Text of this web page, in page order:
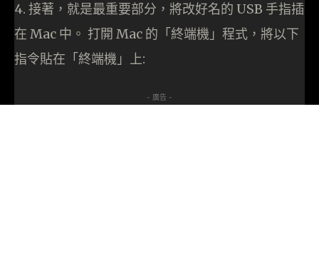
4. 接著，就是最重要部分，將改好名的 USB 手指插
在 Mac 中。 打開 Mac 的「終端機」程式，將以下
指令貼在「終端機」上:
- 廣告 -